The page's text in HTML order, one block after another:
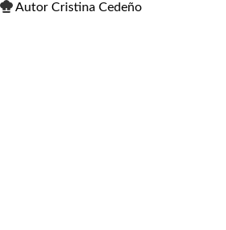
Autor Cristina Cedeño